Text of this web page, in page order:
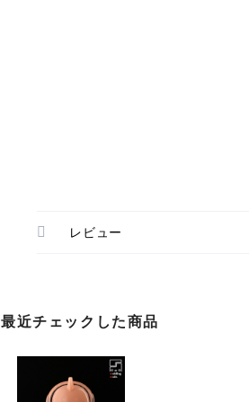
レビュー
最近チェックした商品